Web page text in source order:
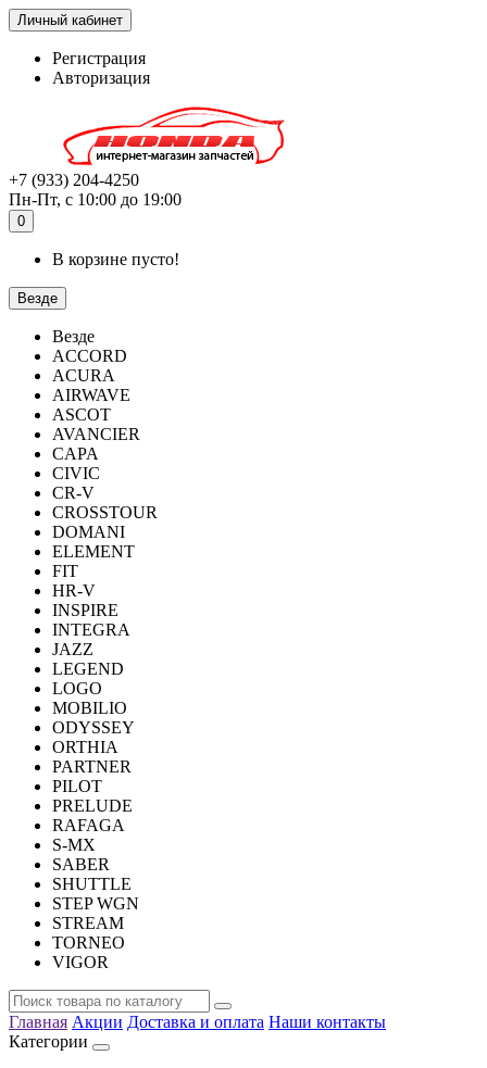
Личный кабинет
Регистрация
Авторизация
+7 (933) 204-4250
Пн-Пт, с 10:00 до 19:00
0
В корзине пусто!
Везде
Везде
ACCORD
ACURA
AIRWAVE
ASCOT
AVANCIER
CAPA
CIVIC
CR-V
CROSSTOUR
DOMANI
ELEMENT
FIT
HR-V
INSPIRE
INTEGRA
JAZZ
LEGEND
LOGO
MOBILIO
ODYSSEY
ORTHIA
PARTNER
PILOT
PRELUDE
RAFAGA
S-MX
SABER
SHUTTLE
STEP WGN
STREAM
TORNEO
VIGOR
Главная Акции Доставка и оплата Наши контакты
Категории